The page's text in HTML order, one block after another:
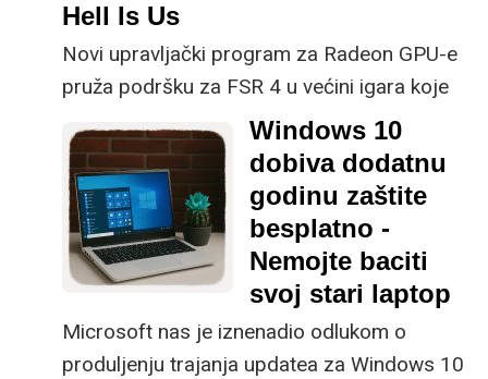
Hell Is Us
Novi upravljački program za Radeon GPU-e
pruža podršku za FSR 4 u većini igara koje
već podržavaju FSR 3.1 s DirectX® 12
Windows 10
dobiva dodatnu
godinu zaštite
besplatno -
Nemojte baciti
svoj stari laptop
Microsoft nas je iznenadio odlukom o
produljenju trajanja updatea za Windows 10